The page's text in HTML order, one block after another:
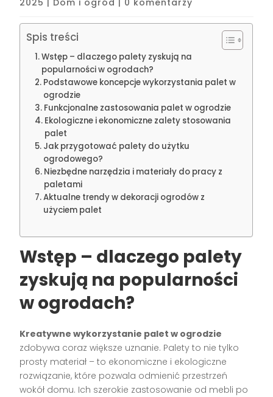
2025 | Dom i ogród | 0 komentarzy
Spis treści
Wstęp – dlaczego palety zyskują na
popularności w ogrodach?
Podstawowe koncepcje wykorzystania palet w
ogrodzie
Funkcjonalne zastosowania palet w ogrodzie
Ekologiczne i ekonomiczne zalety stosowania
palet
Jak przygotować palety do użytku
ogrodowego?
Niezbędne narzędzia i materiały do pracy z
paletami
Aktualne trendy w dekoracji ogrodów z
użyciem palet
Wstęp – dlaczego palety
zyskują na popularności
w ogrodach?
Kreatywne wykorzystanie palet w ogrodzie
zdobywa coraz większe uznanie. Palety to nie tylko
prosty materiał – to ekonomiczne i ekologiczne
rozwiązanie, które pozwala odmienić przestrzeń
wokół domu. Ich szerokie zastosowanie od mebli po